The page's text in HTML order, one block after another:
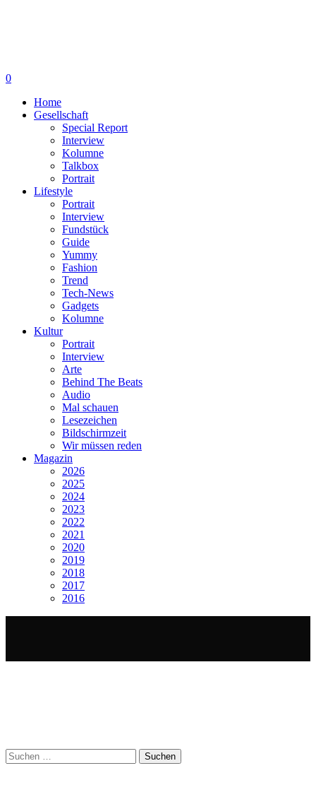
0
Home
Gesellschaft
Special Report
Interview
Kolumne
Talkbox
Portrait
Lifestyle
Portrait
Interview
Fundstück
Guide
Yummy
Fashion
Trend
Tech-News
Gadgets
Kolumne
Kultur
Portrait
Interview
Arte
Behind The Beats
Audio
Mal schauen
Lesezeichen
Bildschirmzeit
Wir müssen reden
Magazin
2026
2025
2024
2023
2022
2021
2020
2019
2018
2017
2016
Suchen
nach: